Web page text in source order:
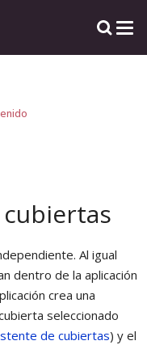
Al igual
dentro de la aplicación
crea una
seleccionado
de cubiertas) y el